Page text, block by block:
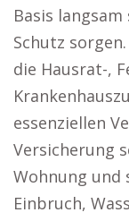
Basis
Schutz
die Hausrat-,
essenziellen
Versicherung
Wohnung und
Einbruch,